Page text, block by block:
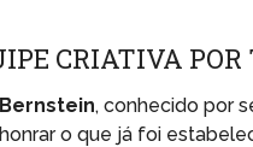
CRIATIVA
, conhecido por
o que já foi